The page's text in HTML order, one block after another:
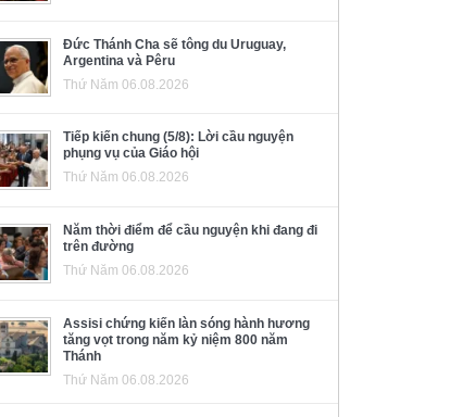
Đức Thánh Cha sẽ tông du Uruguay,
Argentina và Pêru
Thứ Năm 06.08.2026
Tiếp kiến chung (5/8): Lời cầu nguyện
phụng vụ của Giáo hội
Thứ Năm 06.08.2026
Năm thời điểm để cầu nguyện khi đang đi
trên đường
Thứ Năm 06.08.2026
Assisi chứng kiến làn sóng hành hương
tăng vọt trong năm kỷ niệm 800 năm
Thánh
Thứ Năm 06.08.2026